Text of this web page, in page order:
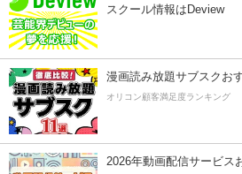
スクール情報はDeview
漫画読み放題サブスクお
オリコン顧客満足度ランキング
2026年動画配信サービス